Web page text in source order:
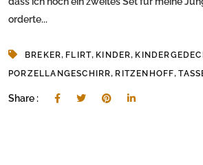
orderte...
BREKER, FLIRT, KINDER,
PORZELLANGESCHIRR, RITZENHOFF,
Share :